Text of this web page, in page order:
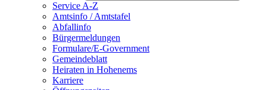
Service A-Z
Amtsinfo / Amtstafel
Abfallinfo
Bürgermeldungen
Formulare/E-Government
Gemeindeblatt
Heiraten in Hohenems
Karriere